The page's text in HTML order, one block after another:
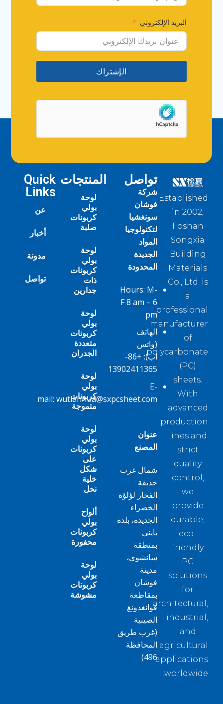
البريد الإلكتروني
الإشتراك
Established
in 2002,
Foshan
Songxia
Building
Materials
Co., Ltd. is
a
professional
manufacturer
of
polycarbonate
(PC)
sheets.
With
advanced
production
lines and
strict
quality
control,
we
provide
durable,
eco-
friendly
PC
solutions
for
architectural,
industrial,
and
agricultural
applications
worldwide.
المنتجات
لوحة
بولي
كربونات
صلبة
لوحة
بولي
كربونات
ذات
جدارين
لوحة
بولي
كربونات
متعددة
الجدران
لوحة
بولي
كربونات
متموجة
لوحة
بولي
كربونات
على
شكل
خلية
نحل
ألواح
بولي
كربونات
محفورة
لوحة
بولي
كربونات
مشوشة
Quick
Links
عن
أخبار
مدونة
تواصل
تواصل
شركة
فوشان
سونغشيا
لتكنولوجيا
المواد
الجديدة
المحدودة
Hours: M-
F 8 am – 6
pm
الهاتف
(واتس
أب):
+86-
13902411365
E-
mail: wutianhua@sxpcsheet.com
عنوان
المصنع
شمال غرب
حديقة
الفخار لؤلؤة
الخضراء
الجديدة، بلدة
بايني
بمنطقة
سانشوي،
مدينة
فوشان
بمقاطعة
قوانغدونغ
الصينية
(غرب طريق
المحافظة
496)